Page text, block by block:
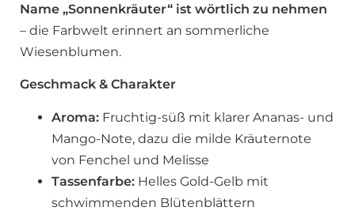
Name „Sonnenkräuter“ ist wörtlich zu nehmen
– die Farbwelt erinnert an sommerliche
Wiesenblumen.
Geschmack & Charakter
Aroma: Fruchtig-süß mit klarer Ananas- und
Mango-Note, dazu die milde Kräuternote
von Fenchel und Melisse
Tassenfarbe: Helles Gold-Gelb mit
schwimmenden Blütenblättern